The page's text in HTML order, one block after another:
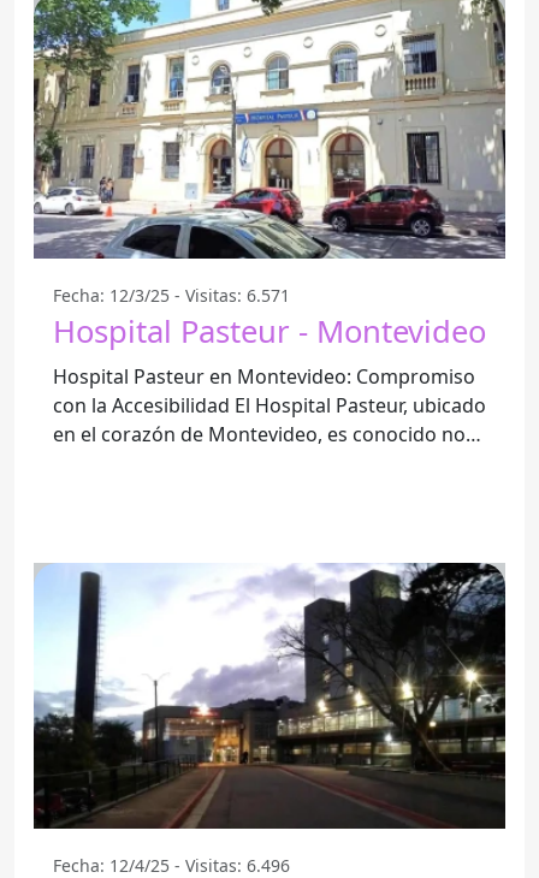
Fecha: 12/3/25 - Visitas: 6.571
Hospital Pasteur - Montevideo
Hospital Pasteur en Montevideo: Compromiso
con la Accesibilidad El Hospital Pasteur, ubicado
en el corazón de Montevideo, es conocido no
Fecha: 12/4/25 - Visitas: 6.496